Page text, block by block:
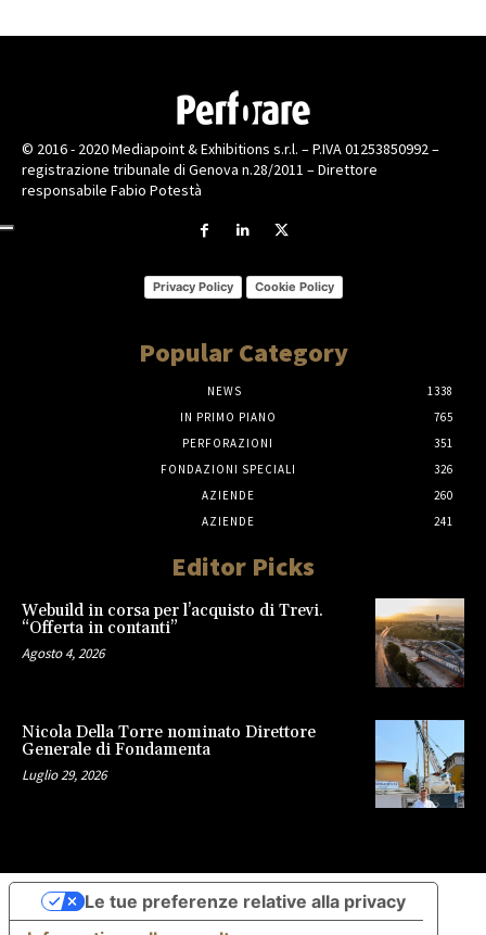
© 2016 - 2020 Mediapoint & Exhibitions s.r.l. – P.IVA 01253850992 –
registrazione tribunale di Genova n.28/2011 – Direttore
responsabile Fabio Potestà
Privacy Policy Cookie Policy
Popular Category
NEWS
1338
IN PRIMO PIANO
765
PERFORAZIONI
351
FONDAZIONI SPECIALI
326
AZIENDE
260
AZIENDE
241
Editor Picks
Webuild in corsa per l’acquisto di Trevi.
“Offerta in contanti”
Agosto 4, 2026
Nicola Della Torre nominato Direttore
Generale di Fondamenta
Luglio 29, 2026
Le tue preferenze relative alla privacy